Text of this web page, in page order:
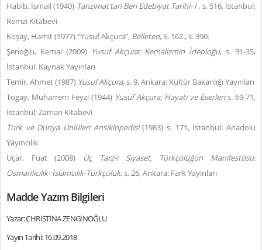
Habib, İsmail (1940) Tanzimat’tan Beri Edebiyat Tarihi- I, s. 516, İstanbul:
Remzi Kitabevi
Koşay, Hamit (1977) “Yusuf Akçura”, Belleten, S. 162., s. 390.
Şenoğlu, Kemal (2009) Yusuf Akçura: Kemalizmin İdeoloğu, s. 31-35,
İstanbul: Kaynak Yayınları
Temir, Ahmet (1987) Yusuf Akçura, s. 9, Ankara: Kültür Bakanlığı Yayınları
Togay, Muharrem Feyzi (1944) Yusuf Akçura, Hayatı ve Eserleris. 69-71,
İstanbul: Zaman Kitabevi
Türk ve Dünya Ünlüleri Ansiklopedisi(1983) s. 171, İstanbul: Anadolu
Yayıncılık
Uçar, Fuat (2008)
Üç Tarz-ı Siyaset, Türkçülüğün Manifestosu:
Osmanlıcılık- İslamcılık-Türkçülük, s. 26, Ankara: Fark Yayınları
Madde Yazım Bilgileri
Yazar: CHRİSTİNA ZENGİNOĞLU
Yayın Tarihi: 16.09.2018